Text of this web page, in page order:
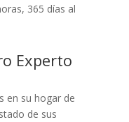
365 días al
Experto
en su hogar de
de sus